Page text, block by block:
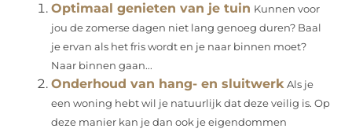
Optimaal genieten van je tuin Kunnen voor
jou de zomerse dagen niet lang genoeg duren? Baal
je ervan als het fris wordt en je naar binnen moet?
Naar binnen gaan...
Onderhoud van hang- en sluitwerk Als je
een woning hebt wil je natuurlijk dat deze veilig is. Op
deze manier kan je dan ook je eigendommen